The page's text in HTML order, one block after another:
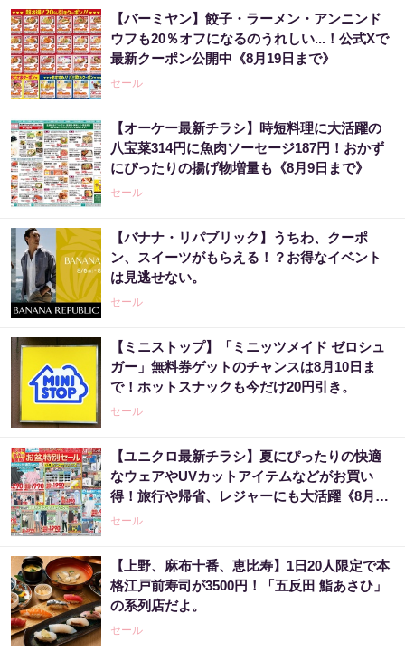
【バーミヤン】餃子・ラーメン・アンニンド
ウフも20％オフになるのうれしい...！公式Xで
最新クーポン公開中《8月19日まで》
セール
【オーケー最新チラシ】時短料理に大活躍の
八宝菜314円に魚肉ソーセージ187円！おかず
にぴったりの揚げ物増量も《8月9日まで》
セール
【バナナ・リパブリック】うちわ、クーポ
ン、スイーツがもらえる！？お得なイベント
は見逃せない。
セール
【ミニストップ】「ミニッツメイド ゼロシュ
ガー」無料券ゲットのチャンスは8月10日ま
で！ホットスナックも今だけ20円引き。
セール
【ユニクロ最新チラシ】夏にぴったりの快適
なウェアやUVカットアイテムなどがお買い
得！旅行や帰省、レジャーにも大活躍《8月13
日まで》
セール
【上野、麻布十番、恵比寿】1日20人限定で本
格江戸前寿司が3500円！「五反田 鮨あさひ」
の系列店だよ。
セール